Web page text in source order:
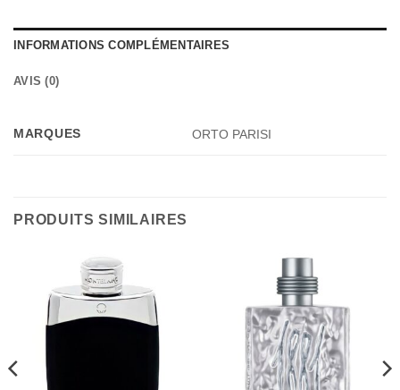
INFORMATIONS COMPLÉMENTAIRES
AVIS (0)
MARQUES ORTO PARISI
PRODUITS SIMILAIRES